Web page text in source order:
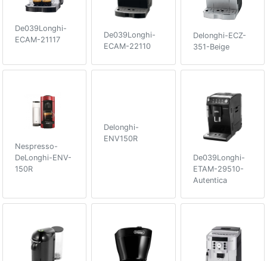
De039Longhi-
ECAM-21117
De039Longhi-
ECAM-22110
Delonghi-ECZ-
351-Beige
Nespresso-
DeLonghi-ENV-
150R
Delonghi-
ENV150R
De039Longhi-
ETAM-29510-
Autentica